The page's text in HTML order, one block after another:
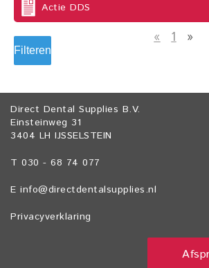
Actie DDS
Filteren
« 1 »
Direct Dental Supplies B.V.
Einsteinweg 31
3404 LH IJSSELSTEIN
T 030 - 68 74 077
E info@directdentalsupplies.nl
Privacyverklaring